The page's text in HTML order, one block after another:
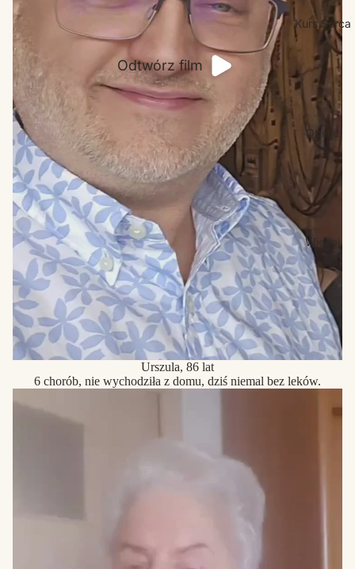
Kurs Serca
Opinie
Więcej
Odtwórz film
Urszula, 86 lat
6 chorób, nie wychodziła z domu, dziś niemal bez leków.